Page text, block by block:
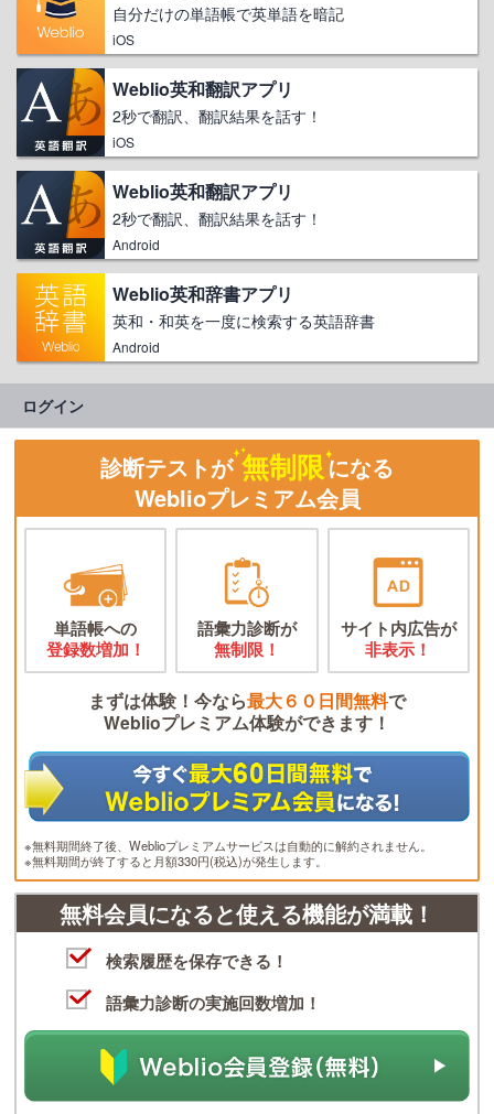
自分だけの単語帳で英単語を暗記
iOS
Weblio英和翻訳アプリ
2秒で翻訳、翻訳結果を話す！
iOS
Weblio英和翻訳アプリ
2秒で翻訳、翻訳結果を話す！
Android
Weblio英和辞書アプリ
英和・和英を一度に検索する英語辞書
Android
ログイン
診断テストが 無制限になる
Weblioプレミアム会員
単語帳への
登録数増加！
語彙力診断が
無制限！
サイト内広告が
非表示！
まずは体験！今なら最大６０日間無料で
Weblioプレミアム体験ができます！
※無料期間終了後、Weblioプレミアムサービスは自動的に解約されません。
※無料期間が終了すると月額330円(税込)が発生します。
無料会員になると使える機能が満載！
検索履歴を保存できる！
語彙力診断の実施回数増加！